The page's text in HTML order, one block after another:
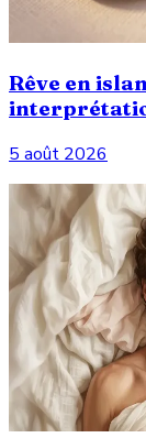
Rêve en
5 août 2026